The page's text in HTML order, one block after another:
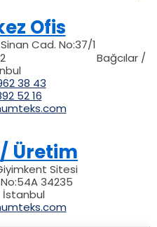
Ofis
Cad. No:37/1
Bağcılar /
38 43
52 16
Üretim
Sitesi
No:54A 34235
İstanbul